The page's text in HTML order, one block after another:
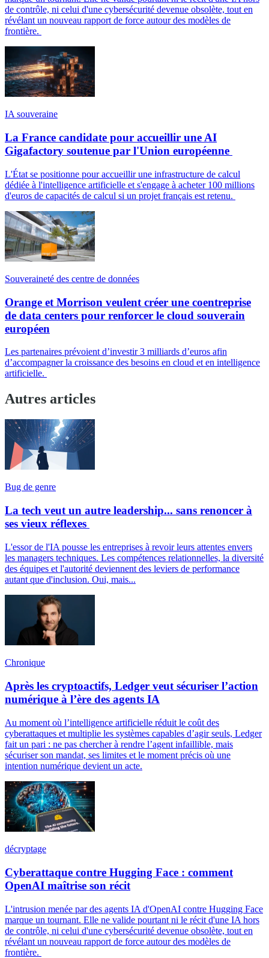
de contrôle, ni celui d'une cybersécurité devenue obsolète, tout en
révélant un nouveau rapport de force autour des modèles de
frontière.
IA souveraine
La France candidate pour accueillir une AI
Gigafactory soutenue par l'Union européenne
L'État se positionne pour accueillir une infrastructure de calcul
dédiée à l'intelligence artificielle et s'engage à acheter 100 millions
d'euros de capacités de calcul si un projet français est retenu.
Souveraineté des centre de données
Orange et Morrison veulent créer une coentreprise
de data centers pour renforcer le cloud souverain
européen
Les partenaires prévoient d’investir 3 milliards d’euros afin
d’accompagner la croissance des besoins en cloud et en intelligence
artificielle.
Autres articles
Bug de genre
La tech veut un autre leadership... sans renoncer à
ses vieux réflexes
L'essor de l'IA pousse les entreprises à revoir leurs attentes envers
les managers techniques. Les compétences relationnelles, la diversité
des équipes et l'autorité deviennent des leviers de performance
autant que d'inclusion. Oui, mais...
Chronique
Après les cryptoactifs, Ledger veut sécuriser l’action
numérique à l’ère des agents IA
Au moment où l’intelligence artificielle réduit le coût des
cyberattaques et multiplie les systèmes capables d’agir seuls, Ledger
fait un pari : ne pas chercher à rendre l’agent infaillible, mais
sécuriser son mandat, ses limites et le moment précis où une
intention numérique devient un acte.
décryptage
Cyberattaque contre Hugging Face : comment
OpenAI maîtrise son récit
L'intrusion menée par des agents IA d'OpenAI contre Hugging Face
marque un tournant. Elle ne valide pourtant ni le récit d'une IA hors
de contrôle, ni celui d'une cybersécurité devenue obsolète, tout en
révélant un nouveau rapport de force autour des modèles de
frontière.